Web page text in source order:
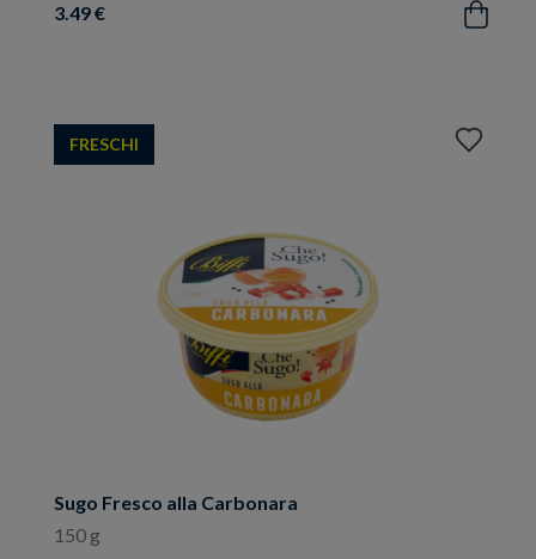
3.49 € Acquista
Sugo Fresco alla Carbonara
150 g
FRESCHI
Aggiungi